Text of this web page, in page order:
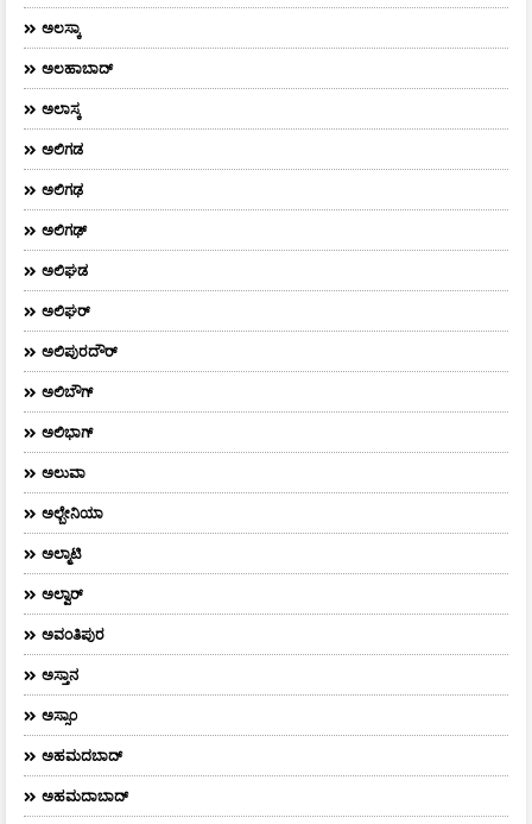
ಅಲಸ್ಕಾ
ಅಲಹಾಬಾದ್
ಅಲಾಸ್ಕ
ಅಲಿಗಡ
ಅಲಿಗಢ
ಅಲಿಗಢ್
ಅಲಿಘಡ
ಅಲಿಘರ್
ಅಲಿಪುರದೌರ್‌
ಅಲಿಬೌಗ್
ಅಲಿಭಾಗ್
ಅಲುವಾ
ಅಲ್ಬೇನಿಯಾ
ಅಲ್ಮಾಟಿ
ಅಲ್ವಾರ್
ಅವಂತಿಪುರ
ಅಸ್ತಾನ
ಅಸ್ಸಾಂ
ಅಹಮದಬಾದ್
ಅಹಮದಾಬಾದ್